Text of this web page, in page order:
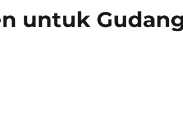
untuk